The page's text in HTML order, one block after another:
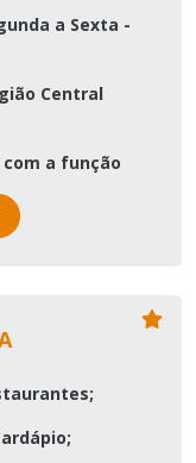
a Sexta -
Central
a função